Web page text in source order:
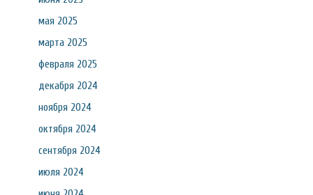
мая 2025
марта 2025
февраля 2025
декабря 2024
ноября 2024
октября 2024
сентября 2024
июля 2024